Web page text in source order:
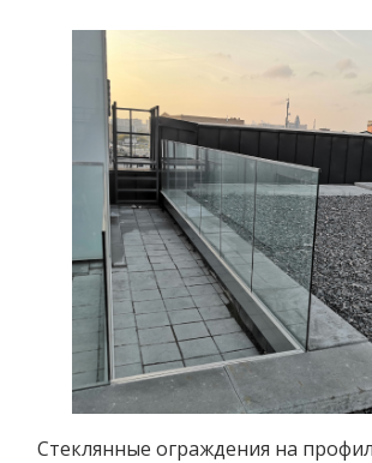
Стеклянные ограждения на